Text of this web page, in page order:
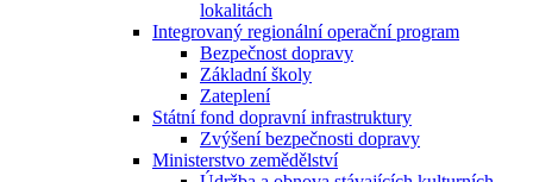
lokalitách
Integrovaný regionální operační program
Bezpečnost dopravy
Základní školy
Zateplení
Státní fond dopravní infrastruktury
Zvýšení bezpečnosti dopravy
Ministerstvo zemědělství